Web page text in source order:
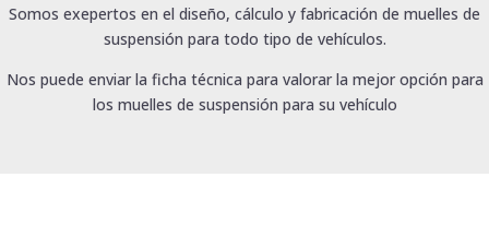
Somos exepertos en el diseño, cálculo y fabricación de muelles de
suspensión para todo tipo de vehículos.
Nos puede enviar la ficha técnica para valorar la mejor opción para
los muelles de suspensión para su vehículo